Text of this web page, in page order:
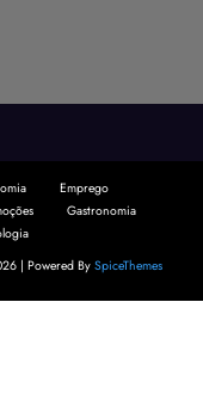
Emprego
Gastronomia
| Powered BySpiceThemes